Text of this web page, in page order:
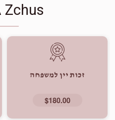
Zchus
זכות יין למשפחה
$180.00